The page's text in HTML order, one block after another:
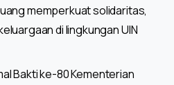
memperkuat solidaritas,
di lingkungan UIN
Bakti ke-80 Kementerian